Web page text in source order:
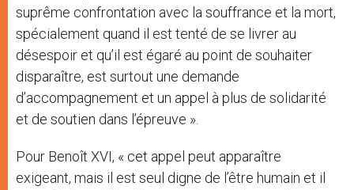
suprême confrontation avec la souffrance et la mort,
spécialement quand il est tenté de se livrer au
désespoir et qu’il est égaré au point de souhaiter
disparaître, est surtout une demande
d’accompagnement et un appel à plus de solidarité
et de soutien dans l’épreuve ».
Pour Benoît XVI, « cet appel peut apparaître
exigeant, mais il est seul digne de l’être humain et il